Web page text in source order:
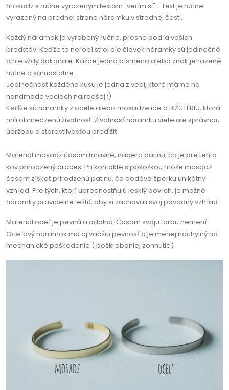
mosadz s ručne vyrazeným textom "verím si" . Text je ručne
vyrazený na prednej strane náramku v strednej časti.
Každý náramok je vyrobený ručne, presne podľa vašich
predstáv. Keďže to nerobí stroj ale človek náramky sú jedinečné
a nie vždy dokonalé. Každé jedno písmeno alebo znak je razené
ručne a samostatne.
Jedinečnosť každého kusu je jedna z vecí, ktoré máme na
handmade veciach najradšej ;)
Keďže sú náramky z ocele alebo mosadze ide o BIŽUTÉRIU, ktorá
má obmedzenú životnosť. Životnosť náramku viete ale správnou
údržbou a starostlivosťou predĺžiť.
Materiál mosadz časom tmavne, naberá patinu, čo je pre tento
kov prirodzený proces. Pri kontakte s pokožkou môže mosadz
časom získať prirodzenú patinu, čo dodáva šperku unikátny
vzhľad. Pre tých, ktorí uprednostňujú lesklý povrch, je možné
náramky pravidelne leštiť, aby si zachovali svoj pôvodný vzhľad.
Materiál oceľ je pevná a odolná. Časom svoju farbu nemení.
Oceľový náramok má aj väčšiu pevnosť a je menej náchylný na
mechanické poškodenie ( poškrabanie, zohnutie)